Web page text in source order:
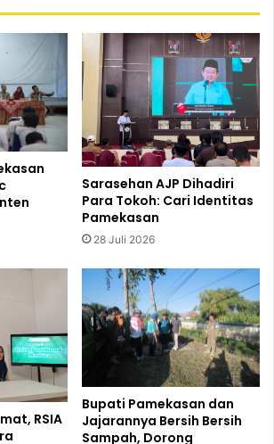
Sarasehan AJP Dihadiri
Para Tokoh: Cari Identitas
Pamekasan
28 Juli 2026
RSIA
Bupati Pamekasan dan
Jajarannya Bersih Bersih
Sampah, Dorong